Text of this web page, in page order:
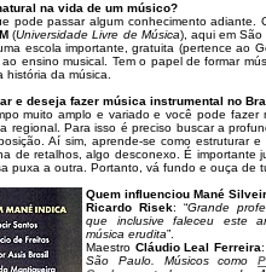
na vida de um músico?
pode passar algum conhecimento adiante.
(Universidade Livre de Música), aqui em
escola importante, gratuita (pertence ao
ensino musical. Tem o papel de formar
da música.
e deseja fazer música instrumental no
muito amplo e variado e você pode fazer
regional. Para isso é preciso buscar a
Aí sim, aprende-se como estruturar e
de retalhos, algo desconexo. É importante
puxa a outra. Portanto, vá fundo e ouça de
Quem influenciou Mané
Ricardo Risek: “Grande
que inclusive faleceu este
música erudita”.
Maestro Cláudio Leal Ferreira:
São Paulo. Músicos como